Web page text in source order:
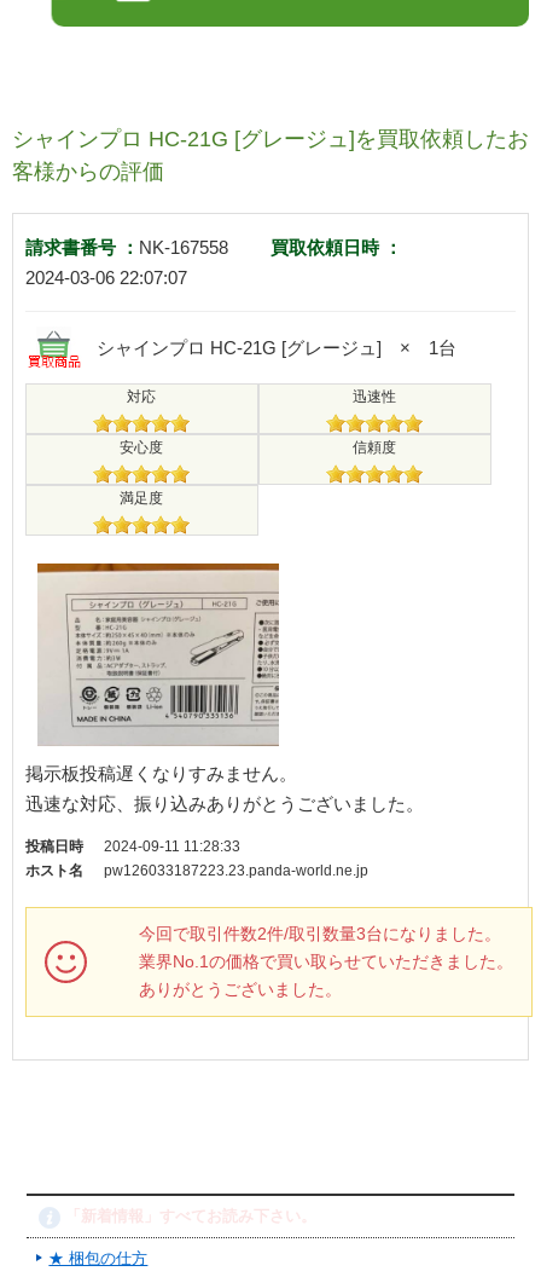
シャインプロ HC-21G [グレージュ]を買取依頼したお
客様からの評価
請求書番号 ： NK-167558
買取依頼日時 ：
2024-03-06 22:07:07
シャインプロ HC-21G [グレージュ] × 1台
対応 迅速性
安心度 信頼度
満足度
掲示板投稿遅くなりすみません。
迅速な対応、振り込みありがとうございました。
投稿日時
2024-09-11 11:28:33
ホスト名
pw126033187223.23.panda-world.ne.jp
今回で取引件数2件/取引数量3台になりました。
業界No.1の価格で買い取らせていただきました。
ありがとうございました。
「新着情報」すべてお読み下さい。
★ 梱包の仕方